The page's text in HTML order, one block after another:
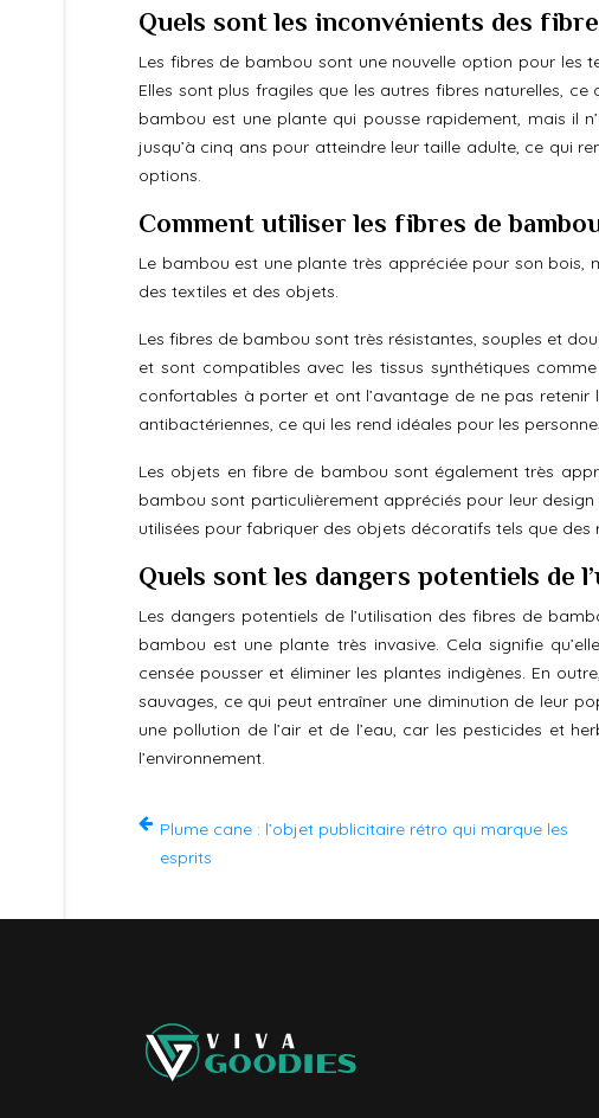
Quels sont les inconvénients des
Les fibres de bambou sont une nouvelle option pour les
Elles sont plus fragiles que les autres fibres naturelles,
bambou est une plante qui pousse rapidement, mais il
jusqu’à cinq ans pour atteindre leur taille adulte, ce qui
options.
Comment utiliser les fibres de
Le bambou est une plante très appréciée pour son bois,
des textiles et des objets.
Les fibres de bambou sont très résistantes, souples et
et sont compatibles avec les tissus synthétiques
confortables à porter et ont l’avantage de ne pas
antibactériennes, ce qui les rend idéales pour les
Les objets en fibre de bambou sont également très
bambou sont particulièrement appréciés pour leur
utilisées pour fabriquer des objets décoratifs tels que des
Quels sont les dangers potentiels de
Les dangers potentiels de l’utilisation des fibres de
bambou est une plante très invasive. Cela signifie
censée pousser et éliminer les plantes indigènes. En
sauvages, ce qui peut entraîner une diminution de leur
une pollution de l’air et de l’eau, car les pesticides et
l’environnement.
Plume cane : l’objet publicitaire rétro qui marque les
esprits